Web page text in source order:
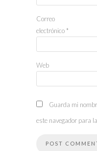
Correo
electrónico *
Web
Guarda mi
este navegador para